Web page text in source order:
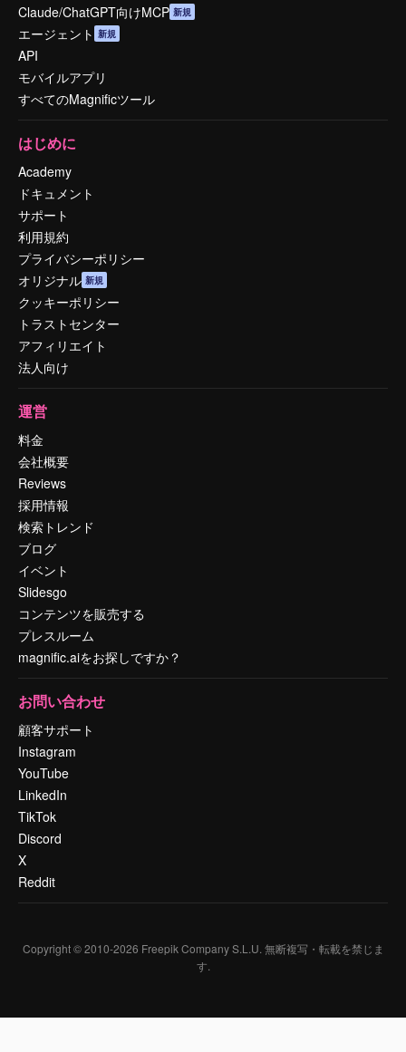
Claude/ChatGPT向けMCP 新規
エージェント 新規
API
モバイルアプリ
すべてのMagnificツール
はじめに
Academy
ドキュメント
サポート
利用規約
プライバシーポリシー
オリジナル 新規
クッキーポリシー
トラストセンター
アフィリエイト
法人向け
運営
料金
会社概要
Reviews
採用情報
検索トレンド
ブログ
イベント
Slidesgo
コンテンツを販売する
プレスルーム
magnific.aiをお探しですか？
お問い合わせ
顧客サポート
Instagram
YouTube
LinkedIn
TikTok
Discord
X
Reddit
Copyright © 2010-2026 Freepik Company S.L.U. 無断複写・転載を禁じま
す.